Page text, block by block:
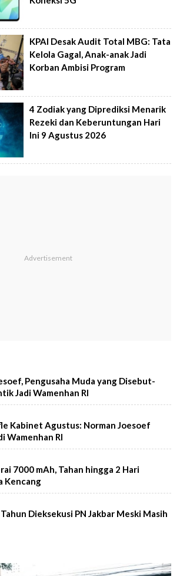
KPAI Desak Audit Total MBG: Tata
Kelola Gagal, Anak-anak Jadi
Korban Ambisi Program
4 Zodiak yang Diprediksi Menarik
Rezeki dan Keberuntungan Hari
Ini 9 Agustus 2026
Pengusaha Muda yang Disebut-
Jadi Wamenhan RI
Kabinet Agustus: Norman Joesoef
Wamenhan RI
7000 mAh, Tahan hingga 2 Hari
Kencang
Dieksekusi PN Jakbar Meski Masih